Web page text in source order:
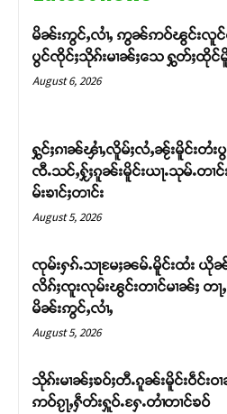
Support
တႃႇႁႂ်ႈသဵင်ၵၢင်ၸႂ်ၵူၼ်းမိူင်း ၵူ
ဝ်ႇၽူႈတွႆႇႁွၵ်ႈ လႆႈယူႇ
မိၼ်းဢွင်ႇလၢႆႇ ဢွၼ်ဢဝ်ၽွင်းလူ
ပွင်ၸိုင်ႈသိုၵ်းမၢၼ်ႈသေ ႁွတ်ႈထိုင်
August 6, 2026
ႁွင်ႈၵၢၼ်ၾၢႆႇလိူမ်ႈလႆႇၼႂ်းမိူင်းတႆး
ၸီႉသင်ႇႁႂ်ႈၵူၼ်းမိူင်းယႃႉသုမ်ႉတၢင်
မ်းၶၢင်ႈတၢင်း
August 5, 2026
ၸုမ်းႁၵ်ႉသႃမႄႈၼမ်ႉမိူင်းထႆး ယို
လိၵ်ႈၸူးလုမ်းၽွင်းတၢင်မၢၼ်ႈ တႃ
မိၼ်းဢွင်ႇလၢႆႇ
August 5, 2026
သိုၵ်းမၢၼ်ႈၶဝ်ႈတီႉၵူၼ်းမိူင်းဝဵင်းဝၢ
ဢဝ်ၵႂႃႇႁဵတ်းႁူဝ်ႉႁႄႉတၢႆတၢင်ၶဝ်